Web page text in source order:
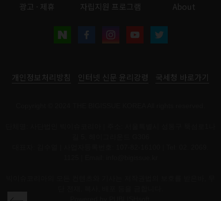
광고 · 제휴
자립지원 프로그램 About
개인정보처리방침 인터넷 신문 윤리강령 국세청 바로가기